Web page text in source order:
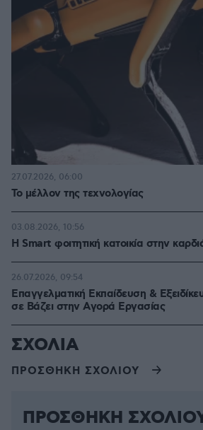
Το μέλλον της τεχνολογίας
27.07.2026, 06:00
Η Smart φοιτητική κατοικία στην
03.08.2026, 10:56
Επαγγελματική Εκπαίδευση &
σε Bάζει στην Aγορά Eργασίας
26.07.2026, 09:54
ΣΧΟΛΙΑ
ΠΡΟΣΘΗΚΗ ΣΧΟΛΙΟΥ
ΠΡΟΣΘΗΚΗ